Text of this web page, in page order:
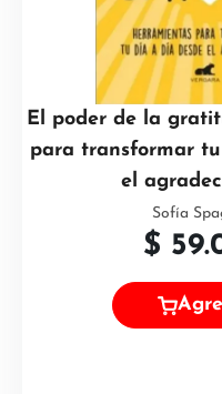
El poder de la
para transformar
el
Sofía
$